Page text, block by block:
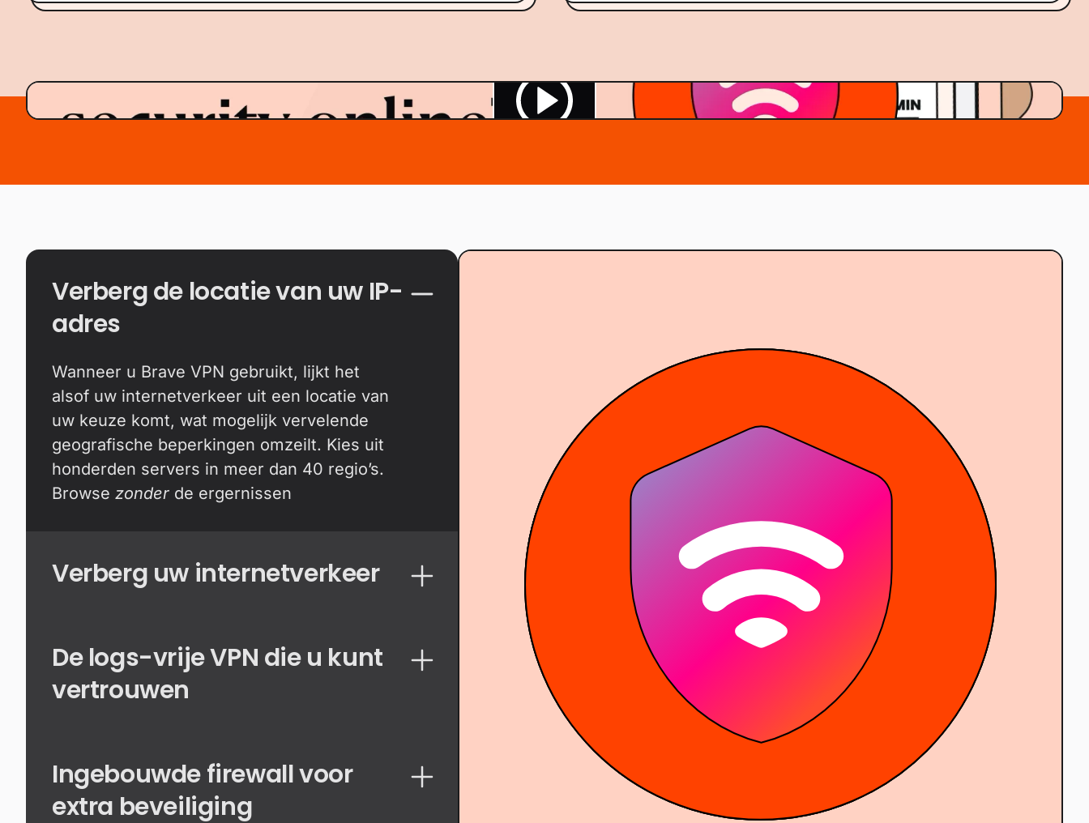
Verberg de locatie van uw IP-
adres
Wanneer u Brave VPN gebruikt, lijkt het
alsof uw internetverkeer uit een locatie van
uw keuze komt, wat mogelijk vervelende
geografische beperkingen omzeilt. Kies uit
honderden servers in meer dan 40 regio’s.
Browse zonder de ergernissen
Verberg uw internetverkeer
De logs-vrije VPN die u kunt
vertrouwen
Ingebouwde firewall voor
extra beveiliging